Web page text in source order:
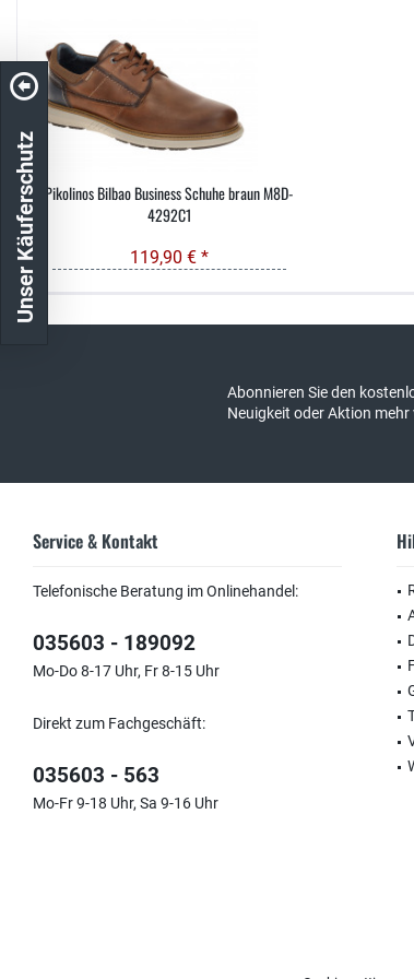
Pikolinos Bilbao Business Schuhe braun M8D-
4292C1
119,90 € *
Abonnieren Sie den
Neuigkeit oder Aktion
Service & Kontakt
Telefonische Beratung im Onlinehandel:
035603 - 189092
Mo-Do 8-17 Uhr, Fr 8-15 Uhr
Direkt zum Fachgeschäft:
035603 - 563
Mo-Fr 9-18 Uhr, Sa 9-16 Uhr
Unser Käuferschutz